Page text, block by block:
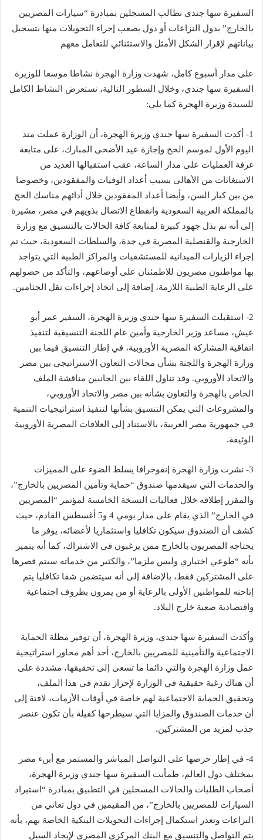
السفيرة سها جندي تطالب المسجلين بمبادرة “سيارات المصريين
بالخارج” بدول النزاعات أو دول يصعب إجراء التحويلات منها بتسجيل
بياناتهم لإقرار الشكل الأمثل والاستثنائي للتعامل معهم
على مدار أسبوع كامل، شهدت وزارة الهجرة نشاطا موسعا للوزيرة
السفيرة سها جندي، وخلال السطور التالية، نستعرض النشاط الكامل
للسيدة وزيرة الهجرة كما يلي:
1- أكدت السفيرة سها جندي وزيرة الهجرة، أن الوزارة عملت منذ
اليوم الأول لموسم الحج وإجازة عيد الأضحى المبارك، على متابعة
غرفة العمليات على مدار الساعة، عقب استقبالها العديد من
الاستغاثات من الأهالي بسبب أعداد الوفيات والمفقودين، وخصوصا
من بين كبار السن، وأيضا أعداد المفقودين خلال أدائهم مناسك الحج
بالمملكة العربية السعودية وانقطاع الاتصال بذويهم في مصر، مشيرة
إلى أنه تم بذل جهود كبيرة لمتابعة كافة الحالات بالتنسيق مع وزارة
الخارجية والقنصلية المصرية في جدة، والسلطات السعودية، حيث تم
إجراء الزيارات الميدانية للمستشفيات والمراكز الطبية التي يتواجد
بها مواطنون مصريون للاطمئنان على أوضاعهم، والتأكد من حصولهم
على الرعاية الطبية اللازمة، إضافة إلى اتخاذ إجراءات نقل الجثامين.
2- استقبلت السفيرة سها جندي وزيرة الهجرة، السفير عمر أبو
عيش، مساعد وزير الخارجية وأمين عام اللجنة التنسيقية لتنفيذ
اتفاقية المشاركة المصرية الأوروبية، في إطار التنسيق فيما بين
وزارة الهجرة واللجنة بشأن مجالات التعاون الاستراتيجي بين مصر
والاتحاد الأوروبي. وقد تناول اللقاء بين الجانبين مناقشة الملف
الخاص بالهجرة والتعاون بشأنه بين مصر والاتحاد الأوروبي،
والمشروعات التي يمكن التنسيق بشأنها لتنفيذ استراتيجيات التنمية
في جمهورية مصر العربية، بالاستناد إلى العلاقات المصرية الأوروبية
الوثيقة.
3- نشرت وزارة الهجرة إنفوجرافا يسلط الضوء على المميزات
والخدمات التي سيقدمها صندوق “حماية وتأمين المصريين بالخارج”،
والمقرر إطلاقه خلال فعاليات النسخة الخامسة لمؤتمر “المصريين
في الخارج” الذي يقام على مدار يومي 4 و5 أغسطس القادم، حيث
كشف أن الصندوق سيكون تكافليا واستثماريا لأعضائه، يوفر ما
يحتاجه المصريون بالخارج ممن يرغبون في الاشتراك، كما أنه يتميز
بأنه “طوعي اختياري وليس ملزما”، والكثير من خدماته سيتم قصرها
على المشتركين فقط، بالإضافة إلى أنه سيتضمن شقا تكافليا يتم
إتاحته للمواطنين الأولى بالرعاية أو من يمرون بظروف اجتماعية
واقتصادية صعبة خارج البلاد.
وأكدت السفيرة سها جندي، وزيرة الهجرة، أن توفير مظلة الحماية
الاجتماعية والتأمينية للمصريين بالخارج، أحد أهم محاور استراتيجية
عمل وزارة الهجرة والتي دائما ما تسعى إلى تحقيقها، مشددة على
أن هناك رغبة حقيقية في الوزارة لإحراز تقدم في هذا الملف،
وتحقيق الحماية الاجتماعية لهم خاصة في أوقات الأزمات، لافتة إلى
أن خدمات الصندوق والمزايا التي سيطرحها كفيلة بأن تكون عنصر
جذب لمزيد من المشتركين.
4- في إطار حرصها على التواصل المباشر والمستمر مع أبنء مصر
بمختلف دول العالم، طمأنت السفيرة سها جندي وزيرة الهجرة،
أصحاب الطلبات والحالات المسجلين في التطبيق بمبادرة “استيراد
السيارات للمصريين بالخارج”، من المقيمين في دول تعاني من
النزاعات وتعذر استكمال إجراءات التحويلات البنكية الخاصة بهم، بأنه
يتم التواصل والتنسيق مع البنك المركزي المصري لإيجاد السبل